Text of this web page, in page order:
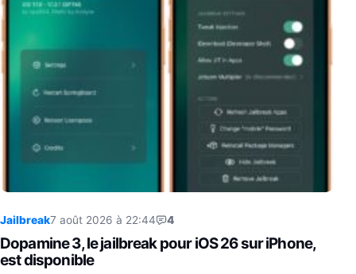
Jailbreak7 août 2026 à 22:44 4
Dopamine 3, le jailbreak pour iOS 26 sur iPhone,
est disponible